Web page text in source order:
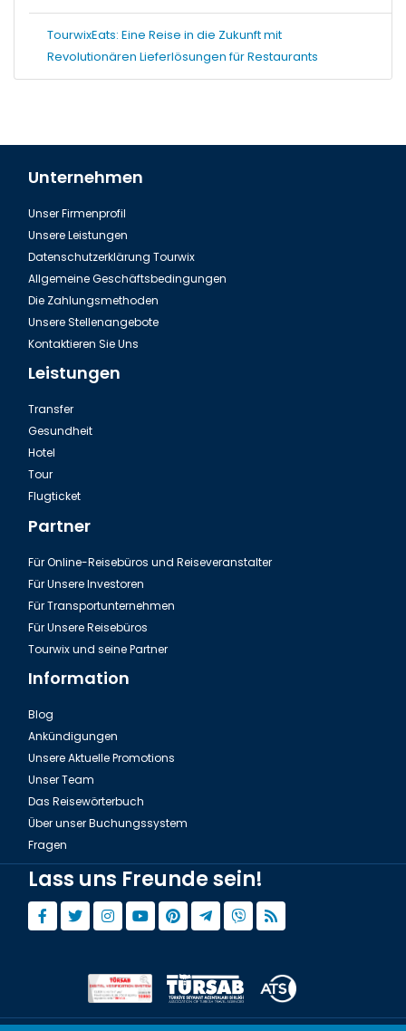
TourwixEats: Eine Reise in die Zukunft mit
Revolutionären Lieferlösungen für Restaurants
Unternehmen
Unser Firmenprofil
Unsere Leistungen
Datenschutzerklärung Tourwix
Allgemeine Geschäftsbedingungen
Die Zahlungsmethoden
Unsere Stellenangebote
Kontaktieren Sie Uns
Leistungen
Transfer
Gesundheit
Hotel
Tour
Flugticket
Partner
Für Online-Reisebüros und Reiseveranstalter
Für Unsere Investoren
Für Transportunternehmen
Für Unsere Reisebüros
Tourwix und seine Partner
Information
Blog
Ankündigungen
Unsere Aktuelle Promotions
Unser Team
Das Reisewörterbuch
Über unser Buchungssystem
Fragen
Lass uns Freunde sein!